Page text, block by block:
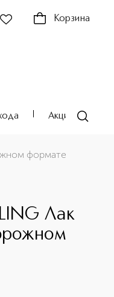
Корзина
Акции
формате
Лак